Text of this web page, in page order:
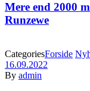
Mere end 2000
Runzewe
CategoriesForside
16.09.2022
By admin